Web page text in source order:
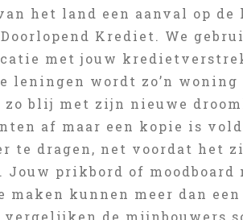
het land een aanval op
Krediet. We
met jouw
leningen wordt zo’n woning
blij met zijn nieuwe
af maar een kopie is
te dragen, net voordat het
prikbord of moodboard
kunnen meer dan
de mijnbouwers